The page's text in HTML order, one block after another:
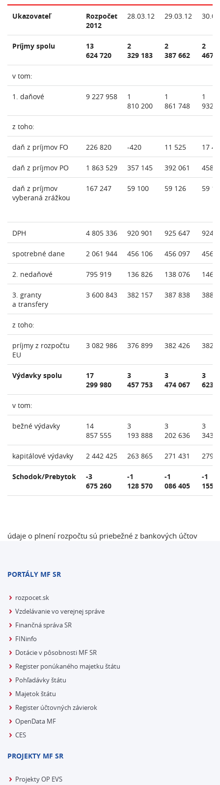
Ukazovateľ
Rozpočet
2012
28.03.12 29.03.12
Príjmy spolu
13
624 720
2
329 183
2
387 662
2
467
v tom:
1. daňové 9 227 958
1
810 200
1
861 748
1
932
z toho:
daň z príjmov FO 226 820 -420 11 525 17
daň z príjmov PO 1 863 529 357 145 392 061 458
daň z príjmov
vyberaná zrážkou
167 247 59 100 59 126 59
DPH 4 805 336 920 901 925 647 924
spotrebné dane 2 061 944 456 106 456 097 456
2. nedaňové 795 919 136 826 138 076 146
3. granty
a transfery
3 600 843 382 157 387 838 388
z toho:
príjmy z rozpočtu
EU
3 082 986 376 899 382 426 382
Výdavky spolu
17
299 980
3
457 753
3
474 067
3
623
v tom:
bežné výdavky
14
857 555
3
193 888
3
202 636
3
343
kapitálové výdavky 2 442 425 263 865 271 431 279
Schodok/Prebytok
-3
675 260
-1
128 570
-1
086 405
-1
155
údaje o plnení rozpočtu sú priebežné z bankových účtov
PORTÁLY MF SR
rozpocet.sk
Vzdelávanie vo verejnej správe
Finančná správa SR
FINinfo
Dotácie v pôsobnosti MF SR
Register ponúkaného majetku štátu
Pohľadávky štátu
Majetok štátu
Register účtovných závierok
OpenData MF
CES
PROJEKTY MF SR
Projekty OP EVS